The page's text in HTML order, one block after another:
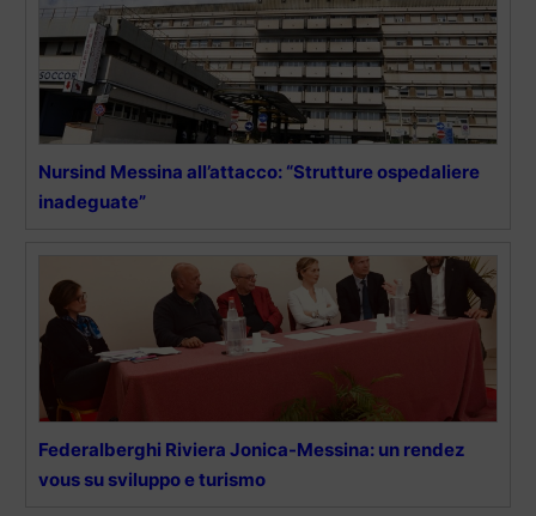
Nursind Messina all’attacco: “Strutture ospedaliere
inadeguate”
Federalberghi Riviera Jonica-Messina: un rendez
vous su sviluppo e turismo